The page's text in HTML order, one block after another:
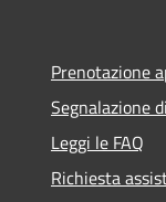
Prenotazione
Segnalazione
Leggi le FAQ
Richiesta